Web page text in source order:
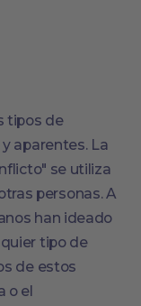
tipos de
aparentes. La
se utiliza
personas. A
han ideado
tipo de
de estos
o el